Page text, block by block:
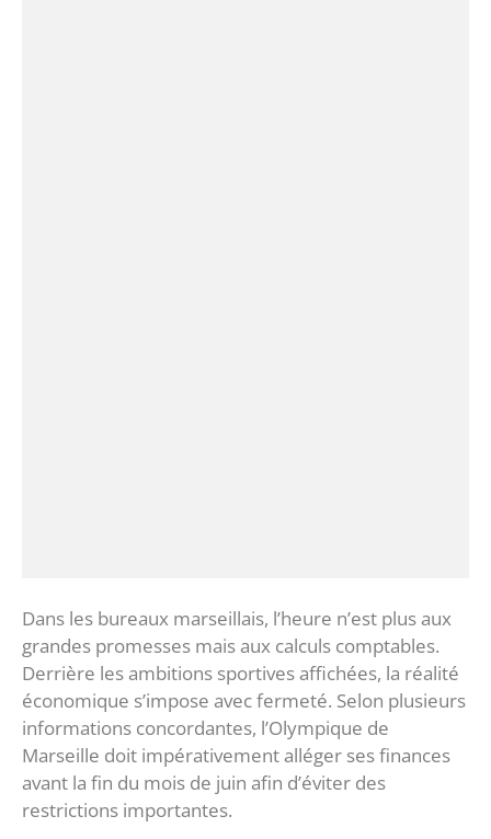
‎Dans les bureaux marseillais, l’heure n’est plus aux
grandes promesses mais aux calculs comptables.
Derrière les ambitions sportives affichées, la réalité
économique s’impose avec fermeté. Selon plusieurs
informations concordantes, l’Olympique de
Marseille doit impérativement alléger ses finances
avant la fin du mois de juin afin d’éviter des
restrictions importantes.